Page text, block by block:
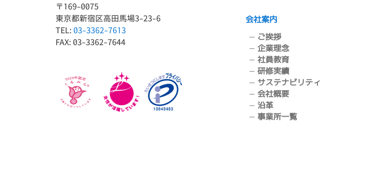
〒169-0075
東京都新宿区高田馬場3-23-6
TEL:03-3362-7613
FAX: 03-3362-7644
会社案内
ご挨拶
企業理念
社員教育
研修実績
サステナビリティ
会社概要
沿革
事業所一覧